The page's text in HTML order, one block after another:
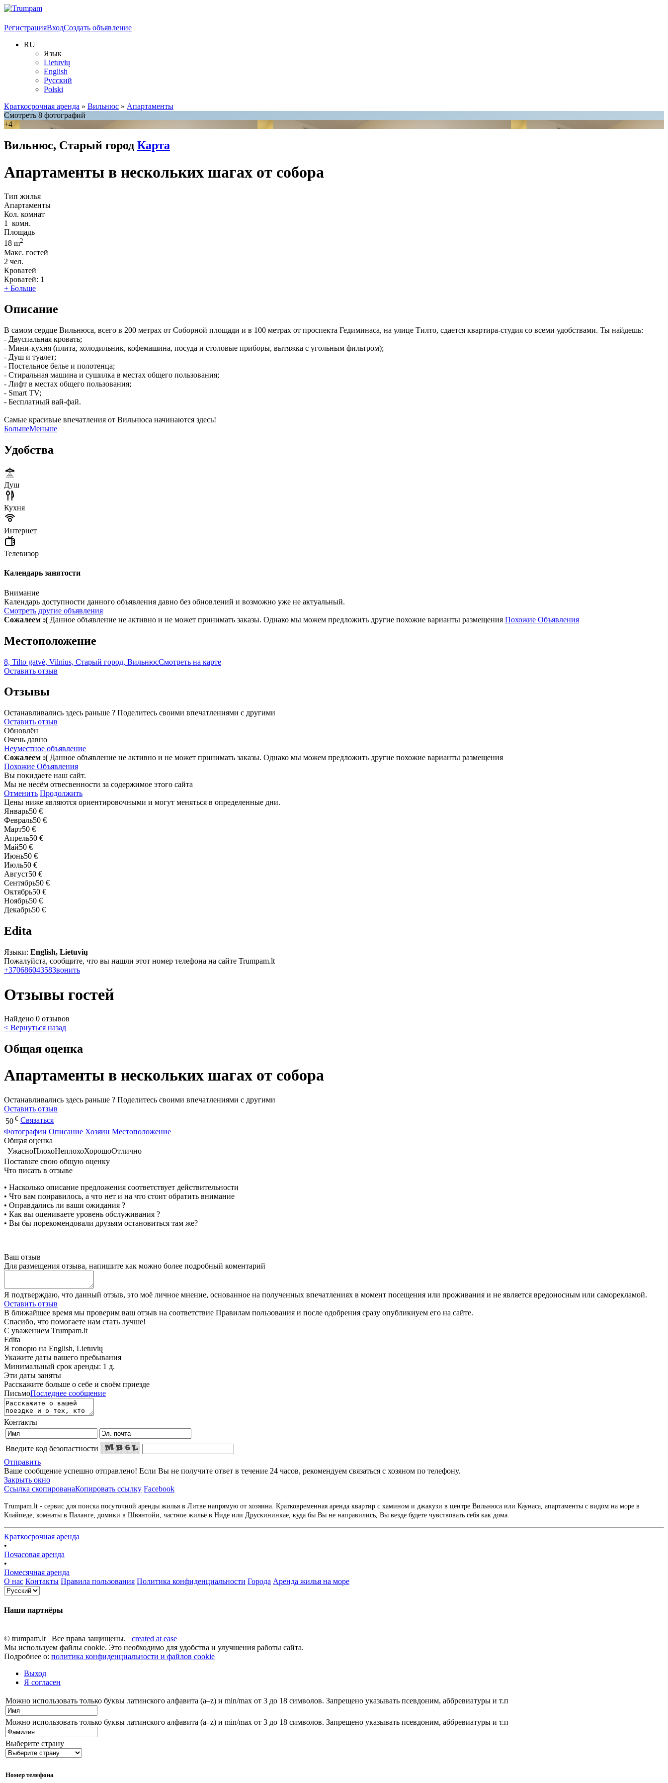
РегистрацияВходСоздать объявление
RU
Язык
Lietuvių
English
Русский
Polski
Краткосрочная аренда » Вильнюс » Апартаменты
Смотреть 8 фотографий
+4
Вильнюс, Старый город Карта
Апартаменты в нескольких шагах от собора
Тип жилья
Апартаменты
Кол. комнат
1
комн.
Площадь
18 m2
Макс. гостей
2 чел.
Кроватей
Кроватей: 1
+ Больше
Описание
В самом сердце Вильнюса, всего в 200 метрах от Соборной площади и в 100 метрах от проспекта Гедиминаса, на улице Тилто, сдается квартира-студия со всеми удобствами. Ты найдешь:
- Двуспальная кровать;
- Мини-кухня (плита, холодильник, кофемашина, посуда и столовые приборы, вытяжка с угольным фильтром);
- Душ и туалет;
- Постельное белье и полотенца;
- Стиральная машина и сушилка в местах общего пользования;
- Лифт в местах общего пользования;
- Smart TV;
- Бесплатный вай-фай.
Самые красивые впечатления от Вильнюса начинаются здесь!
БольшеМеньше
Удобства
Душ
Кухня
Интернет
Телевизор
Календарь занятости
Внимание
Календарь доступности данного объявления давно без обновлений и возможно уже не актуальный.
Смотреть другие объявления
Сожалеем :( Данное объявление не активно и не может принимать заказы. Однако мы можем предложить другие похожие варианты размещения Похожие Объявления
Местоположение
8, Tilto gatvė, Vilnius, Старый город, ВильнюсСмотреть на карте
Оставить отзыв
Отзывы
Останавливались здесь раньше ? Поделитесь своими впечатлениями с другими
Оставить отзыв
Обновлён
Очень давно
Неуместное объявление
Сожалеем :( Данное объявление не активно и не может принимать заказы. Однако мы можем предложить другие похожие варианты размещения
Похожие Объявления
Вы покидаете наш сайт.
Мы не несём отвесвенности за содержимое этого сайта
Отменить Продолжить
Цены ниже являются ориентировочными и могут меняться в определенные дни.
Январь50 €
Февраль50 €
Март50 €
Апрель50 €
Май50 €
Июнь50 €
Июль50 €
Август50 €
Сентябрь50 €
Октябрь50 €
Ноябрь50 €
Декабрь50 €
Edita
Языки: English, Lietuvių
Пожалуйста, сообщите, что вы нашли этот номер телефона на сайте Trumpam.lt
+37068604358Звонить
Отзывы гостей
Найдено 0 отзывов
< Вернуться назад
Общая оценка
Апартаменты в нескольких шагах от собора
Останавливались здесь раньше ? Поделитесь своими впечатлениями с другими
Оставить отзыв
50 € Связаться
Фотографии Описание Хозяин Местоположение
Общая оценка
УжасноПлохоНеплохоХорошоОтлично
Поставьте свою общую оценку
Что писать в отзыве
• Насколько описание предложения соответствует действительности
• Что вам понравилось, а что нет и на что стоит обратить внимание
• Оправдались ли ваши ожидания ?
• Как вы оцениваете уровень обслуживания ?
• Вы бы порекомендовали друзьям остановиться там же?
Ваш отзыв
Для размещения отзыва, напишите как можно более подробный коментарий
Я подтверждаю, что данный отзыв, это моё личное мнение, основанное на полученных впечатлениях в момент посещения или проживания и не является вредоносным или саморекламой.
Оставить отзыв
В ближайшее время мы проверим ваш отзыв на соответствие Правилам пользования и после одобрения сразу опубликиуем его на сайте.
Спасибо, что помогаете нам стать лучше!
С уважением Trumpam.lt
Edita
Я говорю на English, Lietuvių
Укажите даты вашего пребывания
Минимальный срок аренды: 1 д.
Эти даты заняты
Расскажите больше о себе и своём приезде
ПисьмоПоследнее сообщение
Контакты
Введите код безопастности
Отправить
Ваше сообщение успешно отправлено! Если Вы не получите ответ в течение 24 часов, рекомендуем связаться с хозяном по телефону.
Закрыть окно
Ссылка скопированаКопировать ссылку Facebook
Trumpam.lt - сервис для поиска посуточной аренды жилья в Литве напрямую от хозяина. Кратковременная аренда квартир с камином и джакузи в центре Вильнюса или Каунаса, апартаменты с видом на море в
Клайпеде, комнаты в Паланге, домики в Швянтойи, частное жильё в Ниде или Друскининкае, куда бы Вы не направились, Вы везде будете чувствовать себя как дома.
Краткосрочная аренда
•
Почасовая аренда
•
Помесячная аренда
О нас Контакты Правила пользования Политика конфиденциальности Города Аренда жилья на море
Наши партнёры
© trumpam.lt Все права защищены. created at ease
Мы используем файлы cookie. Это необходимо для удобства и улучшения работы сайта.
Подробнее о: политика конфиденциальности и файлов cookie
Выход
Я согласен
Можно использовать только буквы латинского алфавита (a–z) и min/max от 3 до 18 символов. Запрещено указывать псевдоним, аббревиатуры и т.п
Можно использовать только буквы латинского алфавита (a–z) и min/max от 3 до 18 символов. Запрещено указывать псевдоним, аббревиатуры и т.п
Выберите страну
Номер телефона